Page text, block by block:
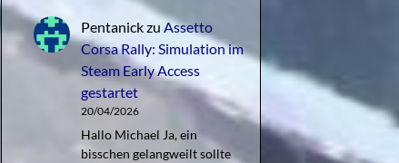
Pentanickzu Assetto
Corsa Rally: Simulation im
Steam Early Access
gestartet
20/04/2026
Hallo Michael Ja, ein
bisschen gelangweilt sollte